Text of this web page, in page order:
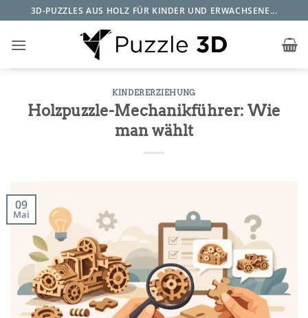
Inhalt
springen
3D-PUZZLES AUS HOLZ FÜR KINDER UND ERWACHSENE...
KINDERERZIEHUNG
Holzpuzzle-Mechanikführer: Wie
man wählt
09
Mai